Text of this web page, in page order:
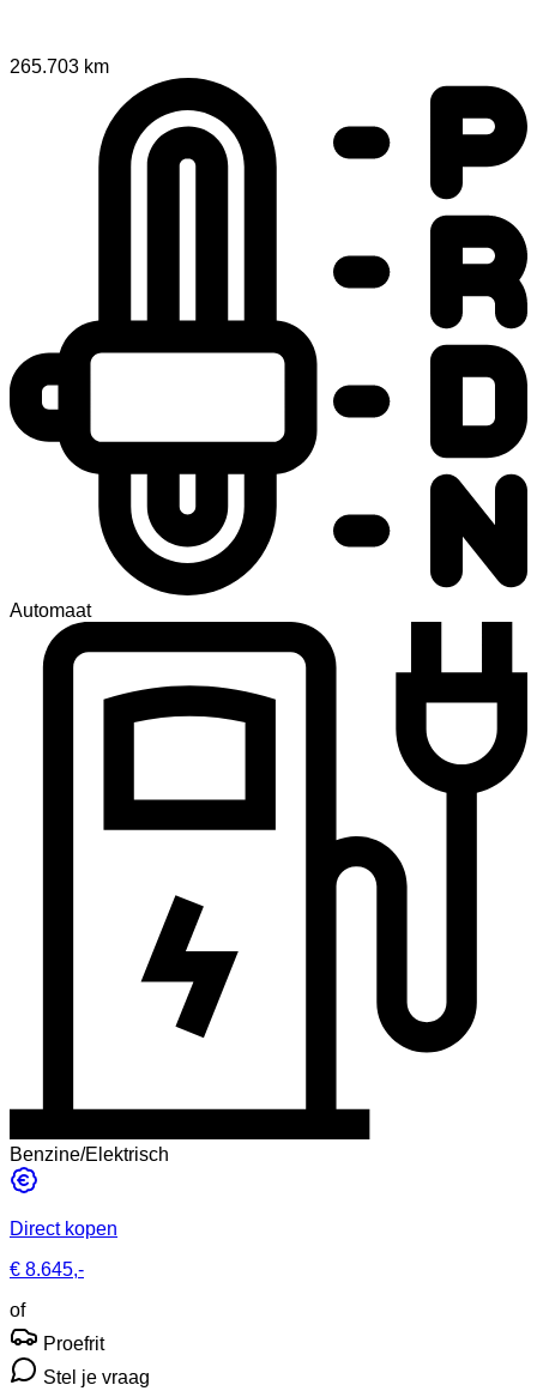
265.703 km
Automaat
Benzine/Elektrisch
Direct kopen
€ 8.645,-
of
Proefrit
Stel je vraag